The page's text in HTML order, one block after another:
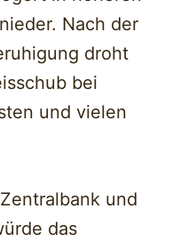
Nach der
droht
bei
und vielen
und
das